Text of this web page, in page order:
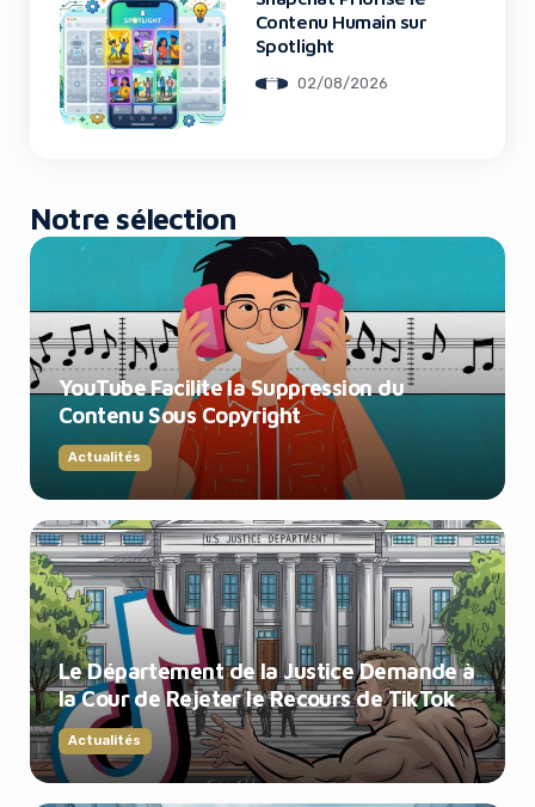
Contenu Humain sur
Spotlight
02/08/2026
Notre sélection
YouTube Facilite la Suppression du
Contenu Sous Copyright
Actualités
Le Département de la Justice Demande à
la Cour de Rejeter le Recours de TikTok
Actualités